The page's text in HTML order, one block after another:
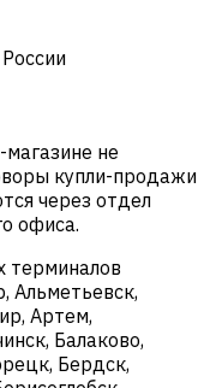
не
купли-продажи
через отдел
офиса.
терминалов
Альметьевск,
Артем,
Балаково,
Бердск,